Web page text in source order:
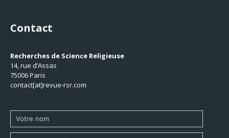
Contact
Recherches de Science Religieuse
14, rue d’Assas
75006 Paris
contact[at]revue-rsr.com